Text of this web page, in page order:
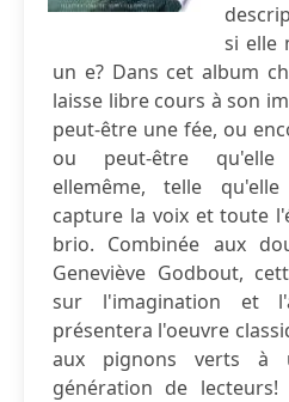
si elle
un e? Dans cet album
laisse libre cours à son
peut-être une fée, ou
ou peut-être qu'elle
ellemême, telle
capture la voix et toute
brio. Combinée aux
Geneviève Godbout,
sur l'imagination et
présentera l'oeuvre
aux pignons verts à
génération de